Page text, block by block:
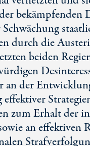
bekämpfenden
durch die
beiden
an der
effektiver
zum Erhalt der
an effektiven